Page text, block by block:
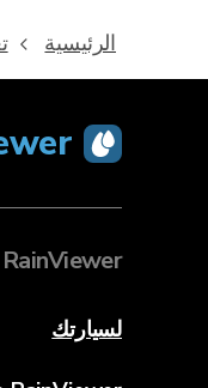
الرئيسية
RainViewer
لسيارتك